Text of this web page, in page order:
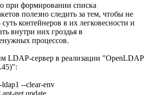
при формировании списка
полезно следить за тем, чтобы не
контейнеров в их легковесности и
внутри них гроздья в
процессов.
LDAP-сервер в реализации "OpenLDAP
--clear-env
get update